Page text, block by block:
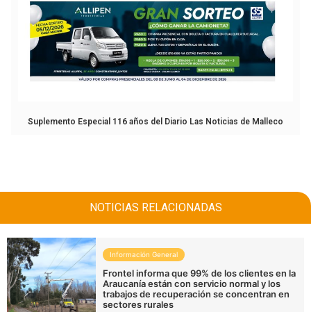
Suplemento Especial 116 años del Diario Las Noticias de Malleco
NOTICIAS RELACIONADAS
Información General
Frontel informa que 99% de los clientes en la
Araucanía están con servicio normal y los
trabajos de recuperación se concentran en
sectores rurales